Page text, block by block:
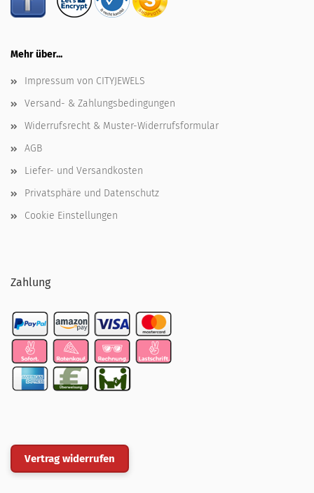
Mehr über...
Impressum von CITYJEWELS
Versand- & Zahlungsbedingungen
Widerrufsrecht & Muster-Widerrufsformular
AGB
Liefer- und Versandkosten
Privatsphäre und Datenschutz
Cookie Einstellungen
Zahlung
Vertrag widerrufen